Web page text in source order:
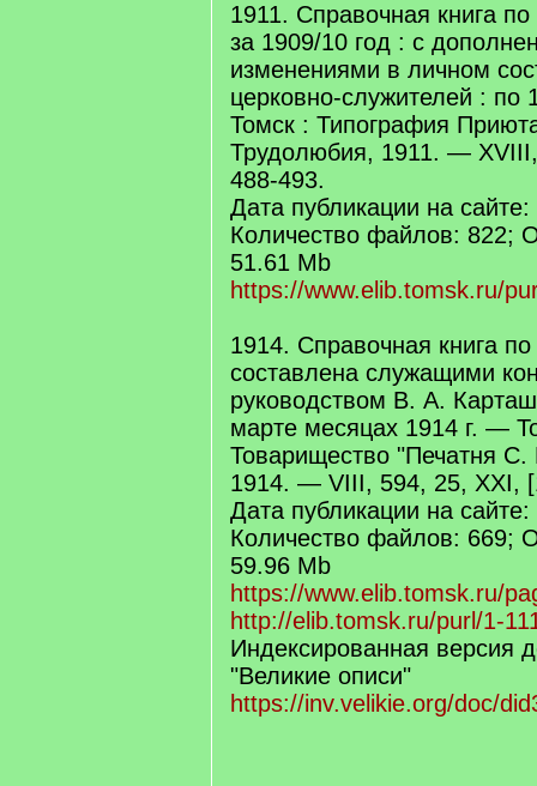
1911. Справочная книга
за 1909/10 год : с
изменениями в личном
церковно-служителей : по
Томск : Типография
Трудолюбия, 1911. —
488-493.
Дата публикации на
Количество файлов: 822;
51.61 Mb
https://www.elib.tomsk.ru/
1914. Справочная книга
составлена служащими
руководством В. А.
марте месяцах 1914 г. —
Товарищество "Печатня
1914. — VIII, 594, 25, XXI,
Дата публикации на
Количество файлов: 669;
59.96 Mb
https://www.elib.tomsk.ru/
http://elib.tomsk.ru/purl/1-
Индексированная версия
"Великие описи"
https://inv.velikie.org/doc/